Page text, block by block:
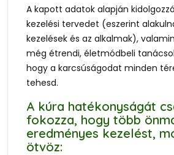
A kapott adatok alapján
kezelési tervedet (eszerint
kezelések és az alkalmak),
még étrendi, életmódbeli
hogy a karcsúságodat minden
tehesd.
A kúra hatékonyságát
fokozza, hogy több
eredményes kezelést,
ötvöz: